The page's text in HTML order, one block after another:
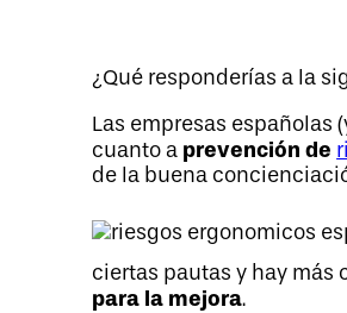
¿Qué responderías a la
Las empresas españolas
cuanto a prevención de
de la buena
ciertas pautas y hay
para la mejora.